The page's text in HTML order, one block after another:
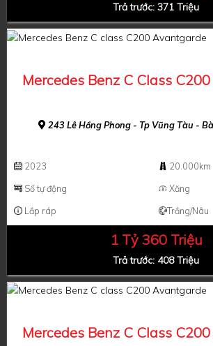
Trả trước: 371 Triệu
Mercedes Benz C Class
243 Lê Hồng Phong - Tp Vũng Tàu -
2023
20.000km
Số tự động
Xăng
Lắp ráp
Trắng/Nâu
1 Tỷ 360 Triệu
Trả trước: 408 Triệu
Mercedes Benz C Class